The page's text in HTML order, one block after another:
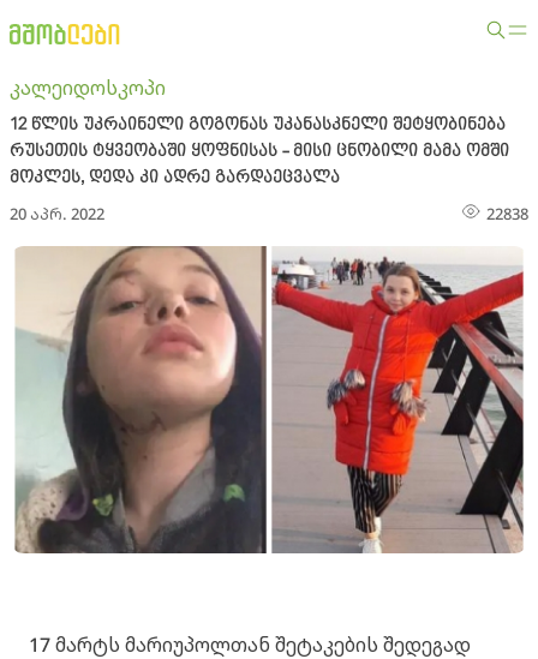
კალეიდოსკოპი
12 წლის უკრაინელი გოგონას უკანასკნელი შეტყობინება
რუსეთის ტყვეობაში ყოფნისას - მისი ცნობილი მამა ომში
მოკლეს, დედა კი ადრე გარდაეცვალა
20 აპრ. 2022 22838
17 მარტს მარიუპოლთან შეტაკების შედეგად